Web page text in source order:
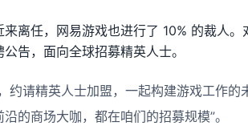
离任，网易游戏也进行了 10% 的裁人
告，面向全球招募精英人士。
约请精英人士加盟，一起构建游戏工作
的商场大咖，都在咱们的招募规模”。